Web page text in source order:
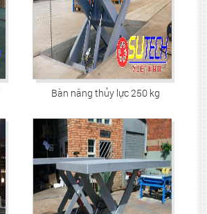
Bàn nâng thủy lực 250 kg